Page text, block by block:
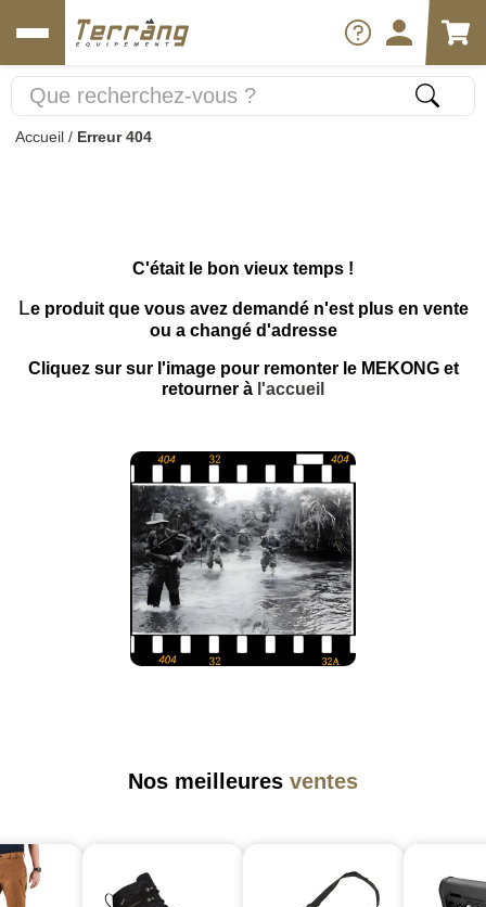
Accueil / Erreur 404
C'était le bon vieux temps !
Le produit que vous avez demandé n'est plus en vente
ou a changé d'adresse
Cliquez sur sur l'image pour remonter le MEKONG et
retourner à l'accueil
Nos meilleures ventes